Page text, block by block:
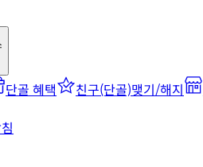
단골 혜택 친구(단골)맺기/해지